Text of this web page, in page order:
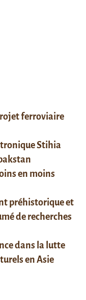
ferroviaire
Stihia
en moins
préhistorique et
de recherches
dans la lutte
en Asie